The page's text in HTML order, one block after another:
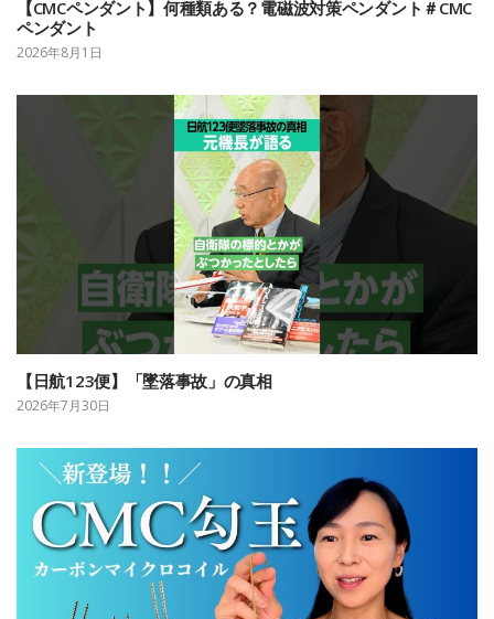
【CMCペンダント】何種類ある？電磁波対策ペンダント＃CMC
ペンダント
2026年8月1日
【日航123便】「墜落事故」の真相
2026年7月30日